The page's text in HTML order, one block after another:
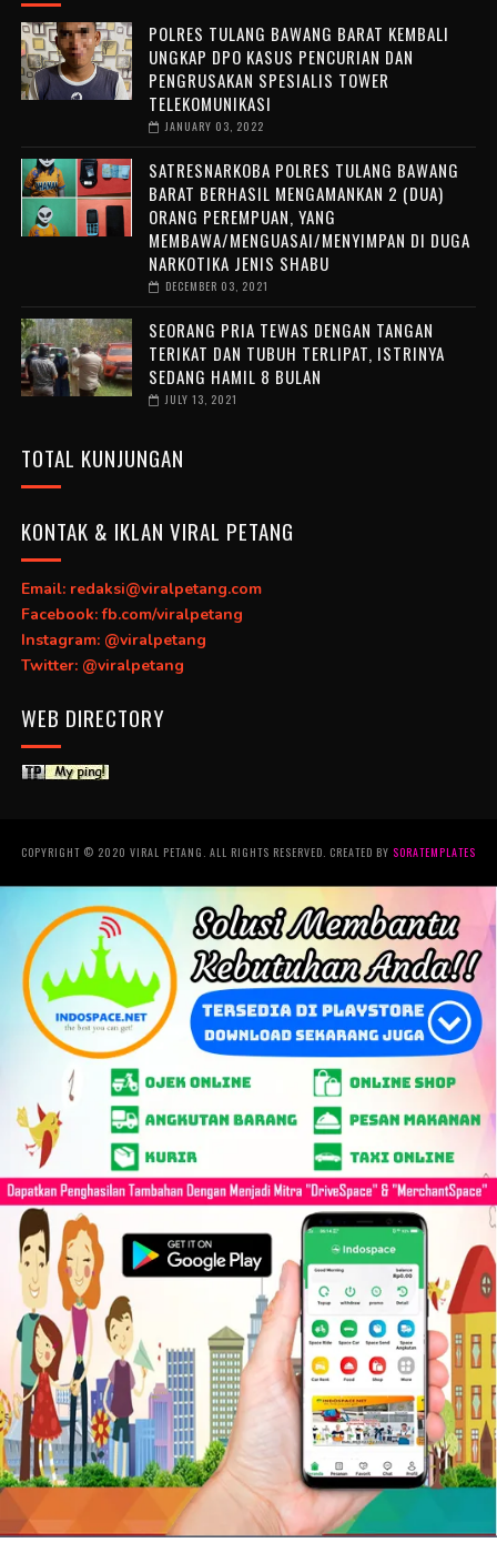
POLRES TULANG BAWANG BARAT KEMBALI
UNGKAP DPO KASUS PENCURIAN DAN
PENGRUSAKAN SPESIALIS TOWER
TELEKOMUNIKASI
JANUARY 03, 2022
SATRESNARKOBA POLRES TULANG BAWANG
BARAT BERHASIL MENGAMANKAN 2 (DUA)
ORANG PEREMPUAN, YANG
MEMBAWA/MENGUASAI/MENYIMPAN DI DUGA
NARKOTIKA JENIS SHABU
DECEMBER 03, 2021
SEORANG PRIA TEWAS DENGAN TANGAN
TERIKAT DAN TUBUH TERLIPAT, ISTRINYA
SEDANG HAMIL 8 BULAN
JULY 13, 2021
TOTAL KUNJUNGAN
KONTAK & IKLAN VIRAL PETANG
Email: redaksi@viralpetang.com
Facebook: fb.com/viralpetang
Instagram: @viralpetang
Twitter: @viralpetang
WEB DIRECTORY
COPYRIGHT © 2020 VIRAL PETANG. ALL RIGHTS RESERVED. CREATED BY SORATEMPLATES